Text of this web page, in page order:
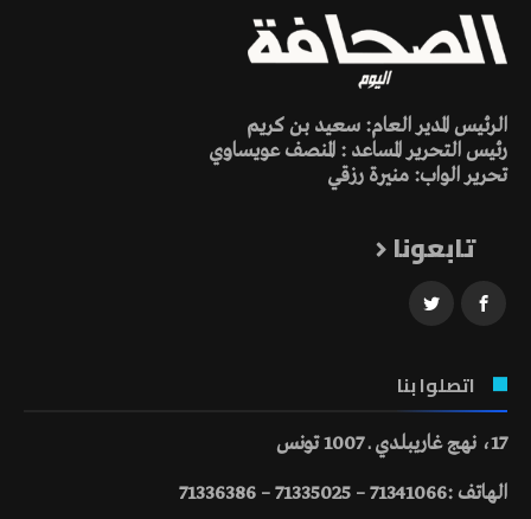
الرئيس المدير العام: سعيد بن كريم
رئيس التحرير المساعد : المنصف عويساوي
تحرير الواب: منيرة رزقي
تابعونا
اتصلوا بنا
17، نهج غاريبلدي ـ 1007 تونس
الهاتف :71341066 – 71335025 – 71336386